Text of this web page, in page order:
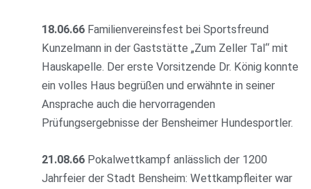
18.06.66 Familienvereinsfest bei Sportsfreund
Kunzelmann in der Gaststätte „Zum Zeller Tal“ mit
Hauskapelle. Der erste Vorsitzende Dr. König konnte
ein volles Haus begrüßen und erwähnte in seiner
Ansprache auch die hervorragenden
Prüfungsergebnisse der Bensheimer Hundesportler.
21.08.66 Pokalwettkampf anlässlich der 1200
Jahrfeier der Stadt Bensheim: Wettkampfleiter war